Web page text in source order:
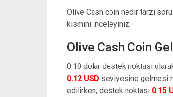
Olive Cash coin nedir tarzı
kısmını inceleyiniz.
Olive Cash Coin
0.10 dolar destek noktası
0.12 USD seviyesine gelmesi
edilirken; destek noktası 0.15